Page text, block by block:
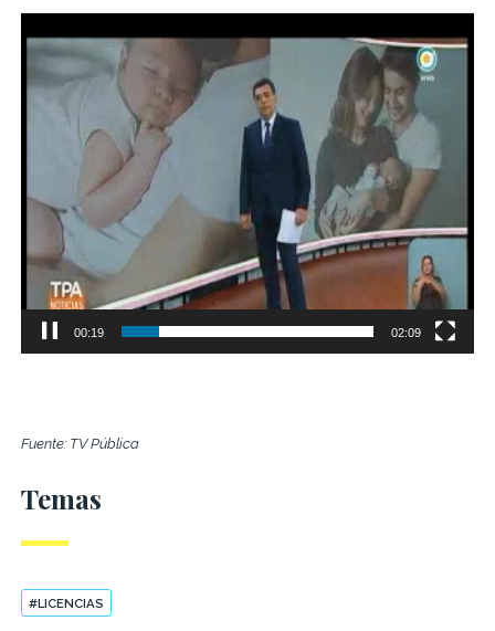
Player
00:19 02:09
Fuente: TV Pública
Temas
#LICENCIAS